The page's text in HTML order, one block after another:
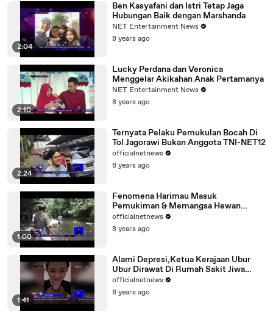
2:04
Ben Kasyafani dan Istri Tetap Jaga
Hubungan Baik dengan Marshanda
NET Entertainment News
8 years ago
2:10
Lucky Perdana dan Veronica
Menggelar Akikahan Anak Pertamanya
NET Entertainment News
8 years ago
2:24
Ternyata Pelaku Pemukulan Bocah Di
Tol Jagorawi Bukan Anggota TNI-NET12
officialnetnews
8 years ago
1:00
Fenomena Harimau Masuk
Pemukiman & Memangsa Hewan
Ternak-NET12
officialnetnews
8 years ago
1:41
Alami Depresi,Ketua Kerajaan Ubur
Ubur Dirawat Di Rumah Sakit Jiwa
NET12
officialnetnews
8 years ago